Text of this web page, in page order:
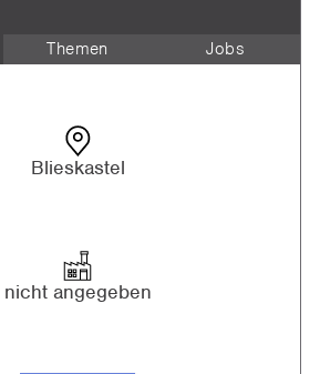
Themen Jobs
Blieskastel
nicht angegeben